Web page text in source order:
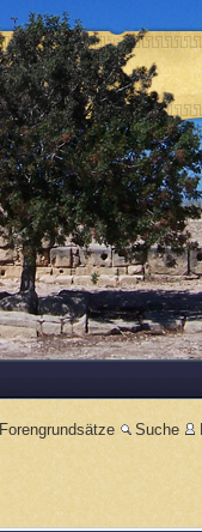
Forengrundsätze Suche